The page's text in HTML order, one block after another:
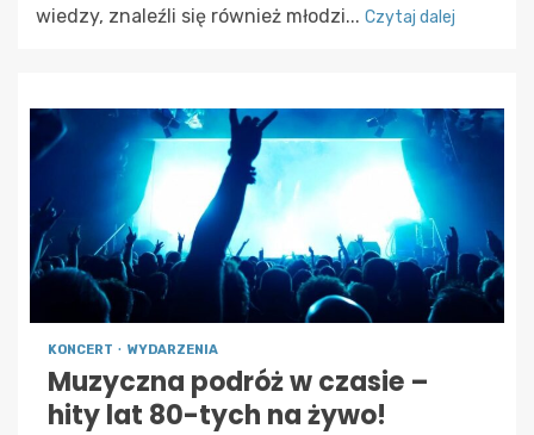
wiedzy, znaleźli się również młodzi... Czytaj dalej
KONCERT WYDARZENIA
Muzyczna podróż w czasie –
hity lat 80-tych na żywo!